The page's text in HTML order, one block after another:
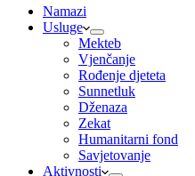
Namazi
Usluge
Mekteb
Vjenčanje
Rođenje djeteta
Sunnetluk
Dženaza
Zekat
Humanitarni fond
Savjetovanje
Aktivnosti